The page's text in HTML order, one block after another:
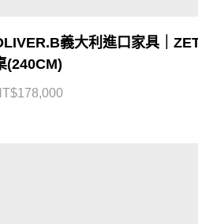
義大利進口家具｜
(240CM)
178,000